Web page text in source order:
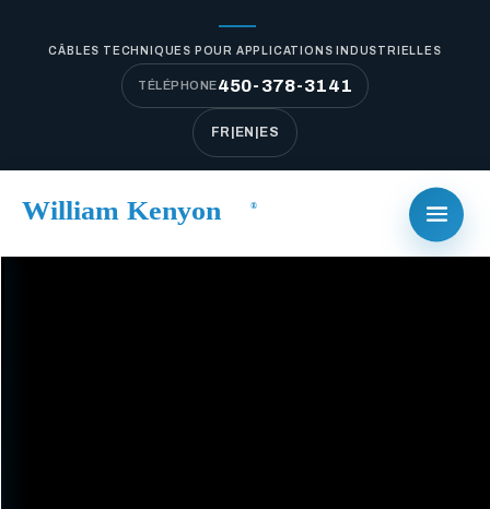
CÂBLES TECHNIQUES POUR APPLICATIONS INDUSTRIELLES
TÉLÉPHONE450-378-3141
FR EN ES